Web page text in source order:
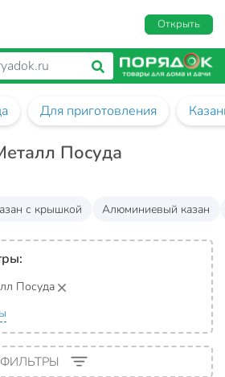
Открыть
Для приготовления
Посуда
с крышкой Алюминиевый казан
Посуда
ФИЛЬТРЫ